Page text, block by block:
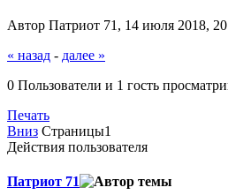
Автор Патриот 71, 14 июля 2018,
« назад - далее »
0 Пользователи и 1 гость
Печать
Вниз Страницы1
Действия пользователя
Патриот 71